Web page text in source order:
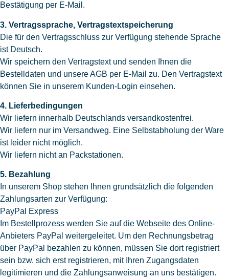
Bestätigung per E-Mail.
3. Vertragssprache, Vertragstextspeicherung
Die für den Vertragsschluss zur Verfügung stehende Sprache
ist Deutsch.
Wir speichern den Vertragstext und senden Ihnen die
Bestelldaten und unsere AGB per E-Mail zu. Den Vertragstext
können Sie in unserem Kunden-Login einsehen.
4. Lieferbedingungen
Wir liefern innerhalb Deutschlands versandkostenfrei.
Wir liefern nur im Versandweg. Eine Selbstabholung der Ware
ist leider nicht möglich.
Wir liefern nicht an Packstationen.
5. Bezahlung
In unserem Shop stehen Ihnen grundsätzlich die folgenden
Zahlungsarten zur Verfügung:
PayPal Express
Im Bestellprozess werden Sie auf die Webseite des Online-
Anbieters PayPal weitergeleitet. Um den Rechnungsbetrag
über PayPal bezahlen zu können, müssen Sie dort registriert
sein bzw. sich erst registrieren, mit Ihren Zugangsdaten
legitimieren und die Zahlungsanweisung an uns bestätigen.